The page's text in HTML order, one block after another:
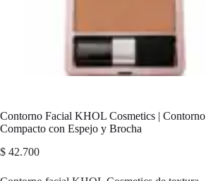
Contorno Facial KHOL Cosmetics | Contorno
Compacto con Espejo y Brocha
$ 42.700